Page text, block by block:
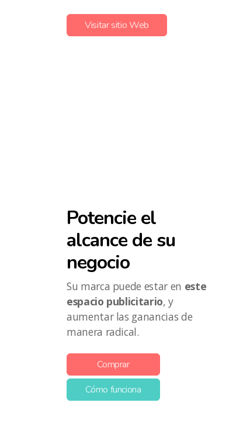
Visitar sitio Web
Potencie el
alcance de su
negocio
Su marca puede estar en este
espacio publicitario, y
aumentar las ganancias de
manera radical.
Comprar
Cómo funciona